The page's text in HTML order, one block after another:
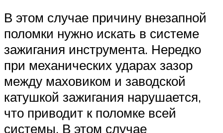
В этом случае причину внезапной
поломки нужно искать в системе
зажигания инструмента. Нередко
при механических ударах зазор
между маховиком и заводской
катушкой зажигания нарушается,
что приводит к поломке всей
системы. В этом случае